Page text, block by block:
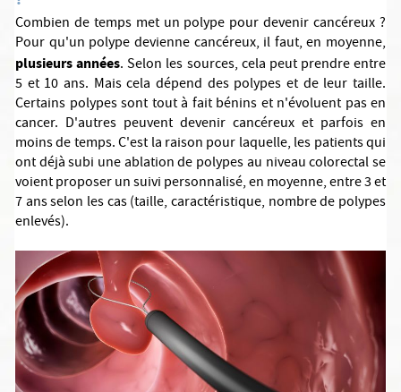
Combien de temps met un polype pour devenir cancéreux ?
Pour qu'un polype devienne cancéreux, il faut, en moyenne,
plusieurs années. Selon les sources, cela peut prendre entre
5 et 10 ans. Mais cela dépend des polypes et de leur taille.
Certains polypes sont tout à fait bénins et n'évoluent pas en
cancer. D'autres peuvent devenir cancéreux et parfois en
moins de temps. C'est la raison pour laquelle, les patients qui
ont déjà subi une ablation de polypes au niveau colorectal se
voient proposer un suivi personnalisé, en moyenne, entre 3 et
7 ans selon les cas (taille, caractéristique, nombre de polypes
enlevés).